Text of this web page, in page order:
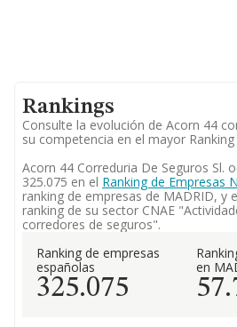
Rankings
Consulte la evolución de Acorn 44
su competencia en el mayor
Acorn 44 Correduria De Seguros Sl.
325.075 en el Ranking de Empresas
ranking de empresas de MADRID, y
ranking de su sector CNAE
corredores de seguros".
Ranking de empresas
españolas
325.075
en